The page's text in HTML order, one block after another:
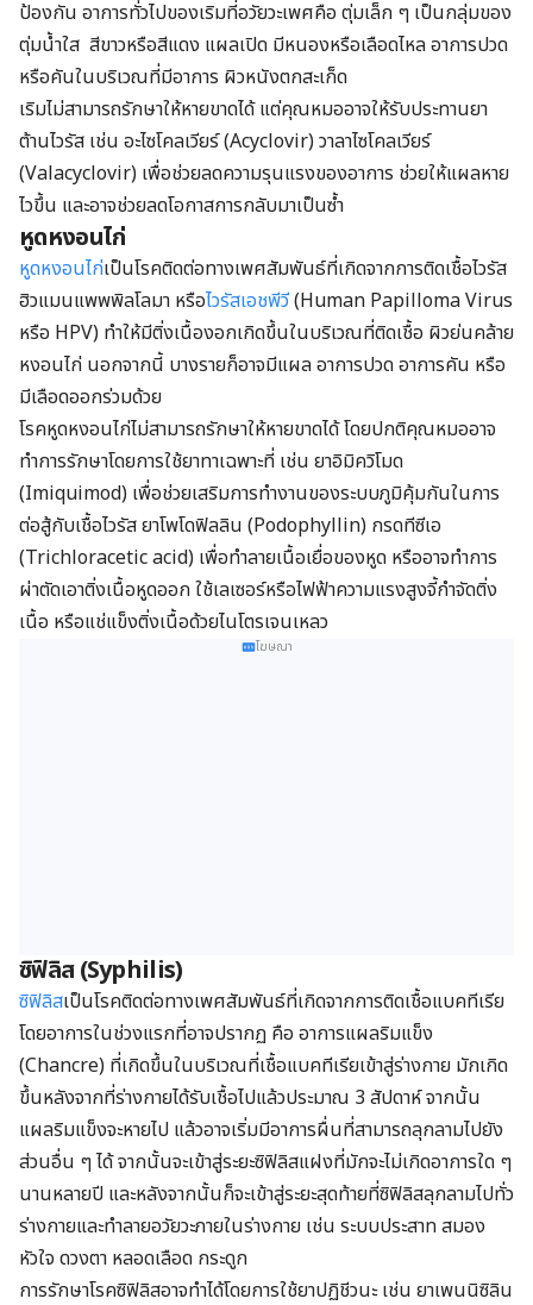
ป้องกัน อาการทั่วไปของเริมที่อวัยวะเพศคือ ตุ่มเล็ก ๆ เป็นกลุ่มของ
ตุ่มน้ำใส สีขาวหรือสีแดง แผลเปิด มีหนองหรือเลือดไหล อาการปวด
หรือคันในบริเวณที่มีอาการ ผิวหนังตกสะเก็ด
เริมไม่สามารถรักษาให้หายขาดได้ แต่คุณหมออาจให้รับประทานยา
ต้านไวรัส เช่น อะไซโคลเวียร์ (Acyclovir) วาลาไซโคลเวียร์
(Valacyclovir) เพื่อช่วยลดความรุนแรงของอาการ ช่วยให้แผลหาย
ไวขึ้น และอาจช่วยลดโอกาสการกลับมาเป็นซ้ำ
หูดหงอนไก่
หูดหงอนไก่เป็นโรคติดต่อทางเพศสัมพันธ์ที่เกิดจากการติดเชื้อไวรัส
ฮิวแมนแพพพิลโลมา หรือไวรัสเอชพีวี(Human Papilloma Virus
หรือ HPV) ทำให้มีติ่งเนื้องอกเกิดขึ้นในบริเวณที่ติดเชื้อ ผิวย่นคล้าย
หงอนไก่ นอกจากนี้ บางรายก็อาจมีแผล อาการปวด อาการคัน หรือ
มีเลือดออกร่วมด้วย
โรคหูดหงอนไก่ไม่สามารถรักษาให้หายขาดได้ โดยปกติคุณหมออาจ
ทำการรักษาโดยการใช้ยาทาเฉพาะที่ เช่น ยาอิมิควิโมด
(Imiquimod) เพื่อช่วยเสริมการทำงานของระบบภูมิคุ้มกันในการ
ต่อสู้กับเชื้อไวรัส ยาโพโดฟิลลิน (Podophyllin) กรดทีซีเอ
(Trichloracetic acid) เพื่อทำลายเนื้อเยื่อของหูด หรืออาจทำการ
ผ่าตัดเอาติ่งเนื้อหูดออก ใช้เลเซอร์หรือไฟฟ้าความแรงสูงจี้กำจัดติ่ง
เนื้อ หรือแช่แข็งติ่งเนื้อด้วยไนโตรเจนเหลว
โฆษณา
ซิฟิลิส (Syphilis)
ซิฟิลิสเป็นโรคติดต่อทางเพศสัมพันธ์ที่เกิดจากการติดเชื้อแบคทีเรีย
โดยอาการในช่วงแรกที่อาจปรากฏ คือ อาการแผลริมแข็ง
(Chancre) ที่เกิดขึ้นในบริเวณที่เชื้อแบคทีเรียเข้าสู่ร่างกาย มักเกิด
ขึ้นหลังจากที่ร่างกายได้รับเชื้อไปแล้วประมาณ 3 สัปดาห์ จากนั้น
แผลริมแข็งจะหายไป แล้วอาจเริ่มมีอาการผื่นที่สามารถลุกลามไปยัง
ส่วนอื่น ๆ ได้ จากนั้นจะเข้าสู่ระยะซิฟิลิสแฝงที่มักจะไม่เกิดอาการใด ๆ
นานหลายปี และหลังจากนั้นก็จะเข้าสู่ระยะสุดท้ายที่ซิฟิลิสลุกลามไปทั่ว
ร่างกายและทำลายอวัยวะภายในร่างกาย เช่น ระบบประสาท สมอง
หัวใจ ดวงตา หลอดเลือด กระดูก
การรักษาโรคซิฟิลิสอาจทำได้โดยการใช้ยาปฏิชีวนะ เช่น ยาเพนนิซิลิน